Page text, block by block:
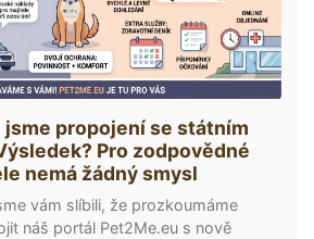
jsme propojení se státním
Pro zodpovědné
nemá žádný smysl
vám slíbili, že prozkoumáme
náš portál Pet2Me.eu s nově